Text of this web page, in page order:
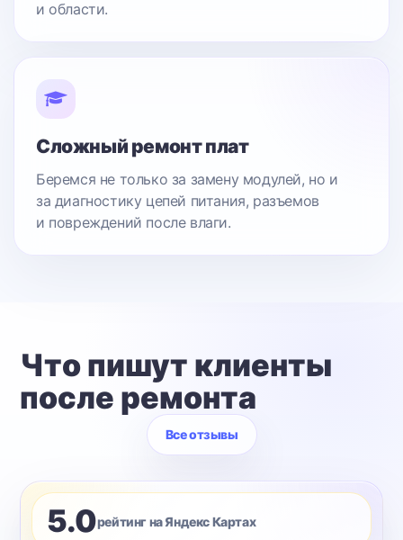
и области.
Сложный ремонт плат
Беремся не только за замену модулей, но и
за диагностику цепей питания, разъемов
и повреждений после влаги.
Что пишут клиенты
после ремонта
Все отзывы
5.0рейтинг на Яндекс Картах